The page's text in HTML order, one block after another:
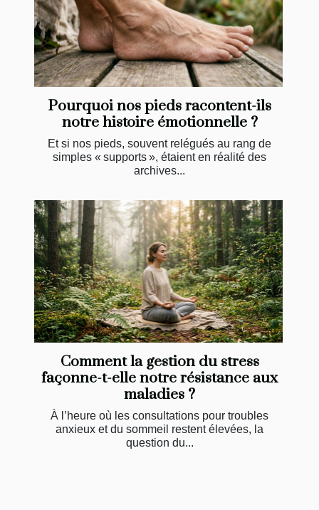
Pourquoi nos pieds racontent-ils
notre histoire émotionnelle ?
Et si nos pieds, souvent relégués au rang de
simples « supports », étaient en réalité des
archives...
Comment la gestion du stress
façonne-t-elle notre résistance aux
maladies ?
À l’heure où les consultations pour troubles
anxieux et du sommeil restent élevées, la
question du...